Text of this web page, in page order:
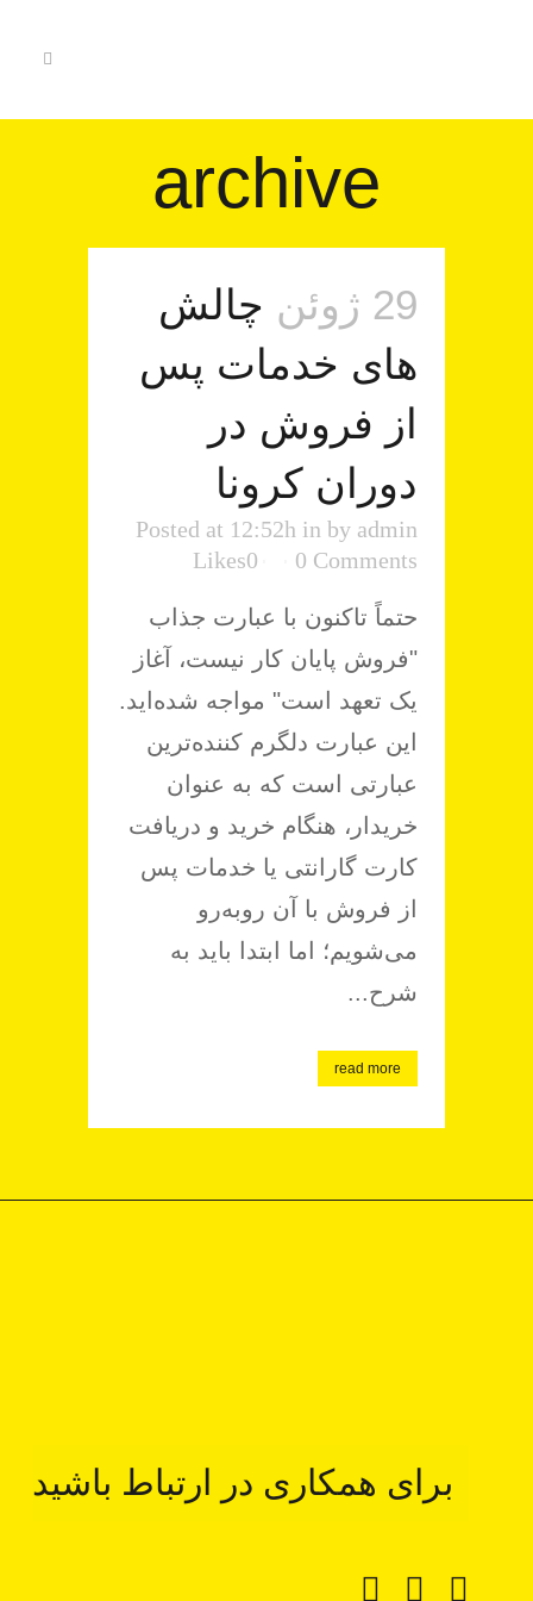
archive
29 ژوئن
چالش
های خدمات پس
از فروش در
دوران کرونا
Posted at 12:52h in by admin
0 Comments
0
Likes
حتماً تاکنون با عبارت جذاب
"فروش پایان کار نیست، آغاز
یک تعهد است" مواجه شده‌اید.
این عبارت دلگرم کننده‌ترین
عبارتی است که به عنوان
خریدار، هنگام خرید و دریافت
کارت گارانتی یا خدمات پس
از فروش با آن روبه‌رو
می‌شویم؛ اما ابتدا باید به
شرح...
read more
برای همکاری در ارتباط باشید